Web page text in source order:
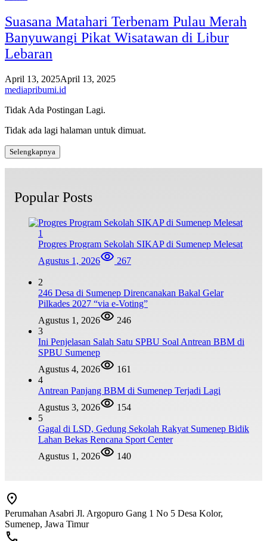
Suasana Matahari Terbenam Pulau Merah
Banyuwangi Pikat Wisatawan di Libur
Lebaran
April 13, 2025April 13, 2025
mediapribumi.id
Tidak Ada Postingan Lagi.
Tidak ada lagi halaman untuk dimuat.
Selengkapnya
Popular Posts
1
Progres Program Sekolah SIKAP di Sumenep Melesat
Agustus 1, 2026
267
2
246 Desa di Sumenep Direncanakan Bakal Gelar
Pilkades 2027 “via e-Voting”
Agustus 1, 2026
246
3
Ini Penjelasan Salah Satu SPBU Soal Antrean BBM di
SPBU Sumenep
Agustus 4, 2026
161
4
Antrean Panjang BBM di Sumenep Terjadi Lagi
Agustus 3, 2026
154
5
Gagal di LSD, Gedung Sekolah Rakyat Sumenep Bidik
Lahan Bekas Rencana Sport Center
Agustus 1, 2026
140
Perumahan Asabri Jl. Argopuro Gang 1 No 5 Desa Kolor,
Sumenep, Jawa Timur